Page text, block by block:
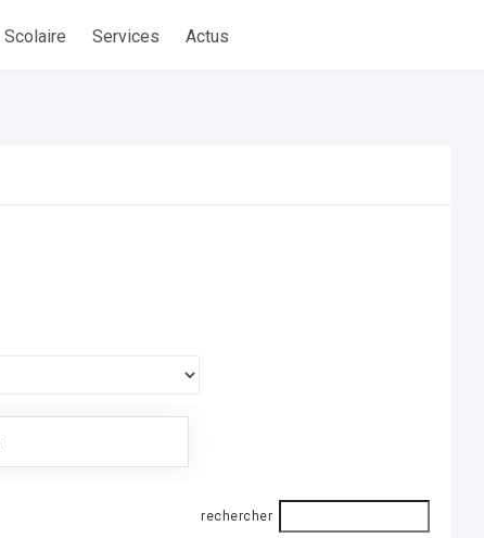
Scolaire Services Actus
rechercher